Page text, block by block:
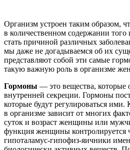
Организм устроен таким образом,
в количественном содержании
стать причиной различных
мы даже не догадываемся об их
представляют собой эти самые
такую важную роль в организме
Гормоны — это вещества, которые
внутренней секреции. Гормоны
которые будут регулироваться ими.
в организме зависит от многих
суток и возраст женщины или
функция женщины контролируется
гипоталамус-гипофиз-яичники